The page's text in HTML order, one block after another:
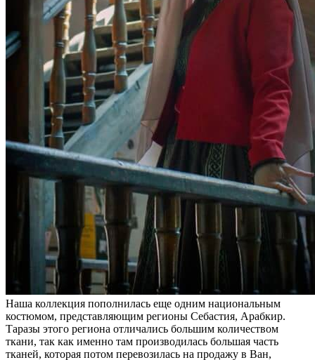
Наша коллекция пополнилась еще одним национальным
костюмом, представляющим регионы Себастия, Арабкир.
Таразы этого региона отличались большим количеством
ткани, так как именно там производилась большая часть
тканей, которая потом перевозилась на продажу в Ван,